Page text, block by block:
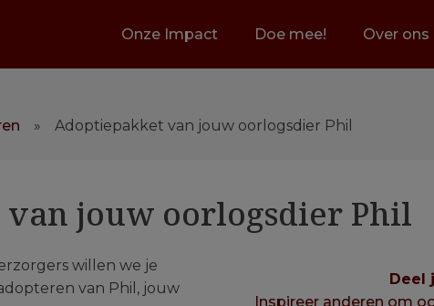
Onze Impact Doe mee! Over ons
» Adoptiepakket van jouw oorlogsdier Phil
jouw oorlogsdier Phil
willen we je
van Phil, jouw
Deel
Inspireer anderen om